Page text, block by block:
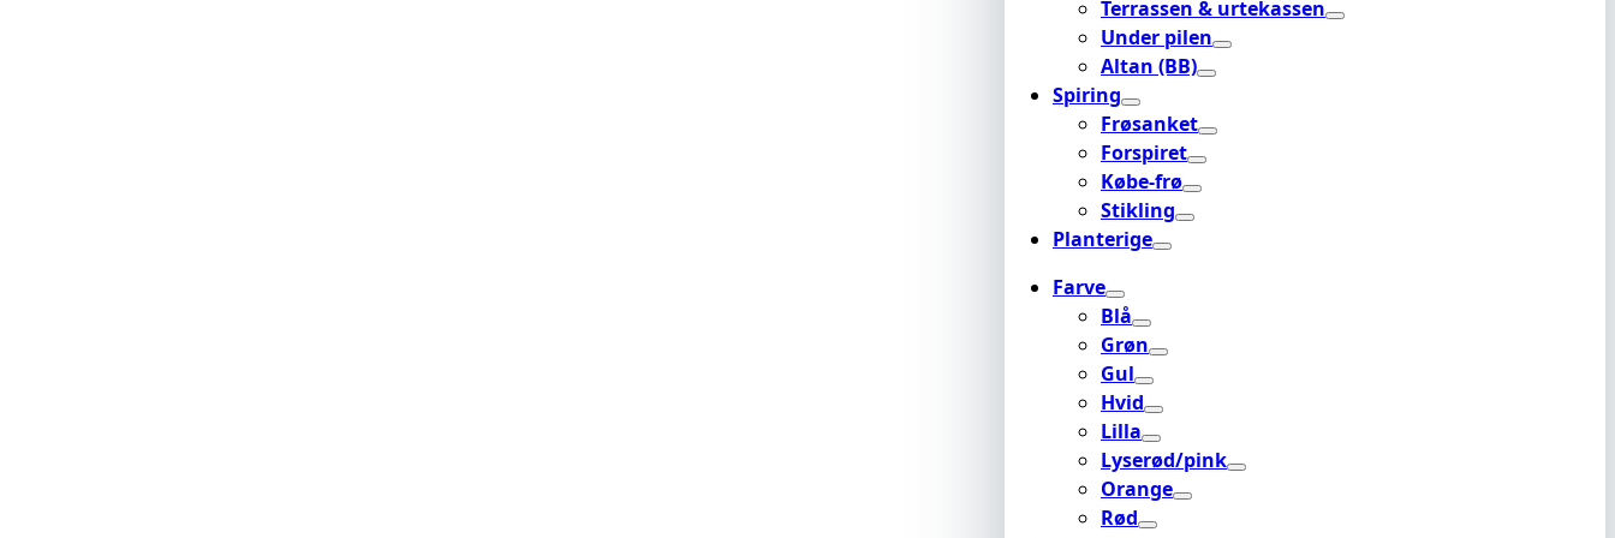
Terrassen & urtekassen
Under pilen
Altan (BB)
Spiring
Frøsanket
Forspiret
Købe-frø
Stikling
Planterige
Farve
Blå
Grøn
Gul
Hvid
Lilla
Lyserød/pink
Orange
Rød